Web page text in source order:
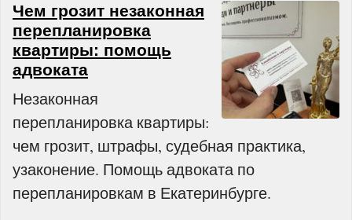
Чем грозит незаконная
перепланировка
квартиры: помощь
адвоката
Незаконная
перепланировка квартиры:
чем грозит, штрафы, судебная практика,
узаконение. Помощь адвоката по
перепланировкам в Екатеринбурге.